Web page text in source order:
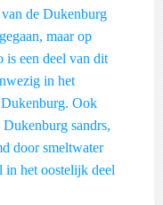
de Dukenburg
maar op
is een deel van dit
in het
Ook
sandrs,
door smeltwater
in het oostelijk deel